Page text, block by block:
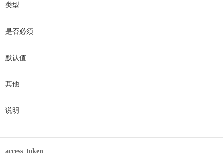
类型
是否必须
默认值
其他
说明
access_token